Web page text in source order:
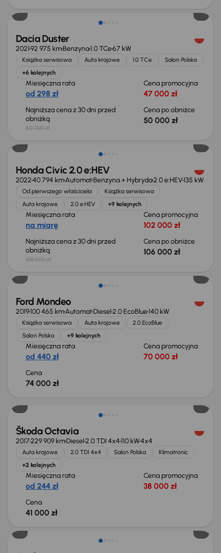
Dacia Duster
202192 975 kmBenzyna1.0 TCe67 kW
Książka serwisowa Auta krajowe 1.0 TCe
Salon Polska
+6 kolejnych
Miesięczna rata
od 298 zł
Cena promocyjna
47 000 zł
Najniższa cena z 30 dni przed
obniżką
50 700 zł
Cena po obniżce
50 000 zł
Taniej o 2 000 zł
Honda Civic 2.0 e:HEV
202240 794 kmAutomatBenzyna + Hybryda2.0 e:HEV135 kW
Od pierwszego właściciela
Książka serwisowa
Auta krajowe
2.0 e:HEV +9 kolejnych
Miesięczna rata
na miarę
Cena promocyjna
102 000 zł
Najniższa cena z 30 dni przed
obniżką
108 000 zł
Cena po obniżce
106 000 zł
Ford Mondeo
2019100 465 kmAutomatDiesel2.0 EcoBlue140 kW
Książka serwisowa Auta krajowe
2.0 EcoBlue
Salon Polska
+9 kolejnych
Miesięczna rata
od 440 zł
Cena promocyjna
70 000 zł
Cena
74 000 zł
Škoda Octavia
2017229 909 kmDiesel2.0 TDI 4x4110 kW4x4
Auta krajowe 2.0 TDI 4x4 Salon Polska
Klimatronic
+2 kolejnych
Miesięczna rata
od 244 zł
Cena promocyjna
38 000 zł
Cena
41 000 zł